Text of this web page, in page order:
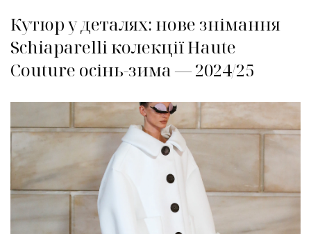
Кутюр у деталях: нове знімання
Schiaparelli колекції Haute
Couture осінь-зима — 2024/25